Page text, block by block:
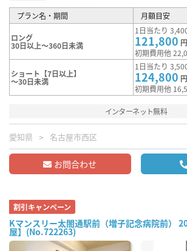
プラン名・期間 月額目安
ロング
30日以上～360日未満
1日当たり
121,800
初期費用他
ショート【7日以上】
～30日未満
1日当たり
124,800
初期費用他
インターネット無料
愛知県 名古屋市西区
お問合わせ
割引キャンペーン
Kマンスリー太閤通駅前（増子記念病院前）
屋】(No.722263)